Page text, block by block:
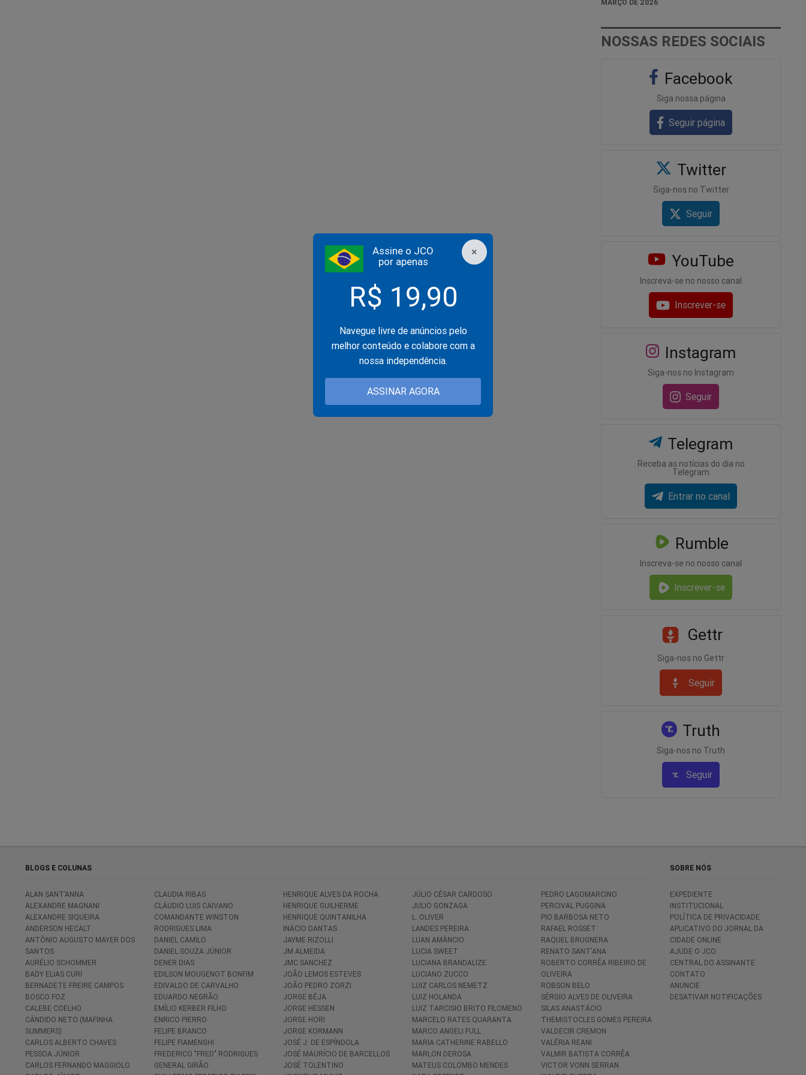
×
Assine o JCO
por apenas
R$ 19,90
Navegue livre de anúncios pelo
melhor conteúdo e colabore com a
nossa independência.
ASSINAR AGORA
MARÇO DE 2026
NOSSAS REDES SOCIAIS
Facebook
Siga nossa página
Seguir página
Twitter
Siga-nos no Twitter
Seguir
YouTube
Inscreva-se no nosso canal
Inscrever-se
Instagram
Siga-nos no Instagram
Seguir
Telegram
Receba as notícias do dia no
Telegram
Entrar no canal
Rumble
Inscreva-se no nosso canal
Inscrever-se
Gettr
Siga-nos no Gettr
Seguir
Truth
Siga-nos no Truth
Seguir
BLOGS E COLUNAS
ALAN SANT’ANNA
ALEXANDRE MAGNANI
ALEXANDRE SIQUEIRA
ANDERSON HECALT
ANTÔNIO AUGUSTO MAYER DOS
SANTOS
AURÉLIO SCHOMMER
BADY ELIAS CURI
BERNADETE FREIRE CAMPOS
BOSCO FOZ
CALEBE COELHO
CÂNDIDO NETO (MAFINHA
SUMMERS)
CARLOS ALBERTO CHAVES
PESSOA JÚNIOR
CARLOS FERNANDO MAGGIOLO
CLAUDIA RIBAS
CLÁUDIO LUIS CAIVANO
COMANDANTE WINSTON
RODRIGUES LIMA
DANIEL CAMILO
DANIEL SOUZA JÚNIOR
DENER DIAS
EDILSON MOUGENOT BONFIM
EDIVALDO DE CARVALHO
EDUARDO NEGRÃO
EMÍLIO KERBER FILHO
ENRICO PIERRO
FELIPE BRANCO
FELIPE FIAMENGHI
FREDERICO "FRED" RODRIGUES
GENERAL GIRÃO
HENRIQUE ALVES DA ROCHA
HENRIQUE GUILHERME
HENRIQUE QUINTANILHA
INÁCIO DANTAS
JAYME RIZOLLI
JM ALMEIDA
JMC SANCHEZ
JOÃO LEMOS ESTEVES
JOÃO PEDRO ZORZI
JORGE BÉJA
JORGE HESSEN
JORGE HORI
JORGE KORMANN
JOSÉ J. DE ESPÍNDOLA
JOSÉ MAURÍCIO DE BARCELLOS
JOSÉ TOLENTINO
JÚLIO CÉSAR CARDOSO
JULIO GONZAGA
L. OLIVER
LANDES PEREIRA
LUAN AMÂNCIO
LUCIA SWEET
LUCIANA BRANDALIZE
LUCIANO ZUCCO
LUIZ CARLOS NEMETZ
LUIZ HOLANDA
LUIZ TARCISIO BRITO FILOMENO
MARCELO RATES QUARANTA
MARCO ANGELI FULL
MARIA CATHERINE RABELLO
MARLON DEROSA
MATEUS COLOMBO MENDES
PEDRO LAGOMARCINO
PERCIVAL PUGGINA
PIO BARBOSA NETO
RAFAEL ROSSET
RAQUEL BRUGNERA
RENATO SANT'ANA
ROBERTO CORRÊA RIBEIRO DE
OLIVEIRA
ROBSON BELO
SÉRGIO ALVES DE OLIVEIRA
SILAS ANASTÁCIO
THEMISTOCLES GOMES PEREIRA
VALDECIR CREMON
VALÉRIA REANI
VALMIR BATISTA CORRÊA
VICTOR VONN SERRAN
SOBRE NÓS
EXPEDIENTE
INSTITUCIONAL
POLÍTICA DE PRIVACIDADE
APLICATIVO DO JORNAL DA
CIDADE ONLINE
AJUDE O JCO
CENTRAL DO ASSINANTE
CONTATO
ANUNCIE
DESATIVAR NOTIFICAÇÕES